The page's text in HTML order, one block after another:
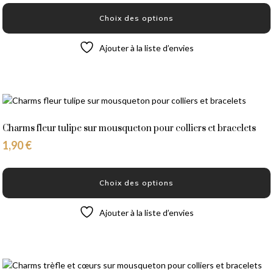
sur
page
Choix des options
variations.
Les
peuvent
être
sur
page
Ajouter à la liste d’envies
Charms fleur tulipe sur mousqueton pour colliers et bracelets
1,90€
Choix des options
variations.
Les
Ajouter à la liste d’envies